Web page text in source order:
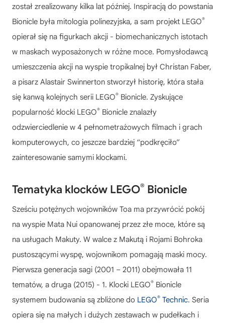
został zrealizowany kilka lat później. Inspiracją do powstania
Bionicle była mitologia polinezyjska, a sam projekt LEGO®
opierał się na figurkach akcji - biomechanicznych istotach
w maskach wyposażonych w różne moce. Pomysłodawcą
umieszczenia akcji na wyspie tropikalnej był Christan Faber,
a pisarz Alastair Swinnerton stworzył historię, która stała
się kanwą kolejnych serii LEGO® Bionicle. Zyskujące
popularność klocki LEGO® Bionicle znalazły
odzwierciedlenie w 4 pełnometrażowych filmach i grach
komputerowych, co jeszcze bardziej “podkręciło”
zainteresowanie samymi klockami.
Tematyka klocków LEGO® Bionicle
Sześciu potężnych wojowników Toa ma przywrócić pokój
na wyspie Mata Nui opanowanej przez złe moce, które są
na usługach Makuty. W walce z Makutą i Rojami Bohroka
pustoszącymi wyspę, wojownikom pomagają maski mocy.
Pierwsza generacja sagi (2001 – 2011) obejmowała 11
tematów, a druga (2015) - 1. Klocki LEGO® Bionicle
systemem budowania są zbliżone do LEGO® Technic. Seria
opiera się na małych i dużych zestawach w pudełkach i